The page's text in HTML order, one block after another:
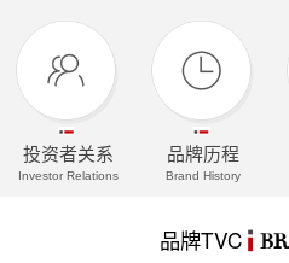
投资者关系
Investor Relations
品牌历程
Brand History
品牌TVC